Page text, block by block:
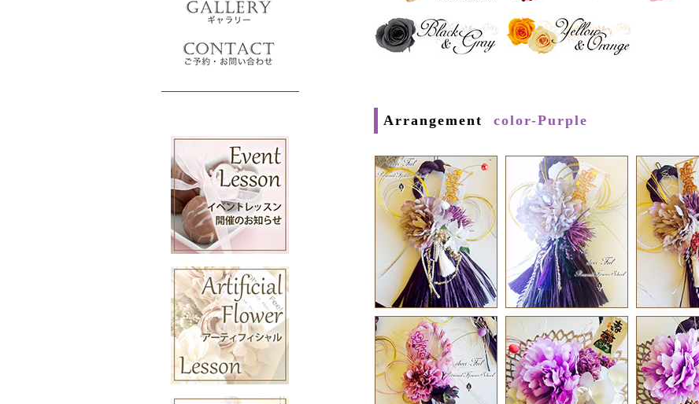
Arrangement color-Purple